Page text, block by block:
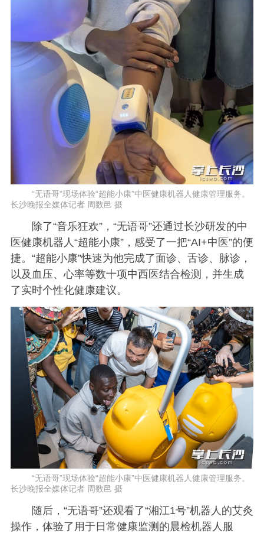
“无语哥”现场体验“超能小康”中医健康机器人健康管理服务。
长沙晚报全媒体记者 周数邑 摄
除了“音乐狂欢”，“无语哥”还通过长沙研发的中
医健康机器人“超能小康”，感受了一把“AI+中医”的便
捷。“超能小康”快速为他完成了面诊、舌诊、脉诊，
以及血压、心率等数十项中西医结合检测，并生成
了实时个性化健康建议。
“无语哥”现场体验“超能小康”中医健康机器人健康管理服务。
长沙晚报全媒体记者 周数邑 摄
随后，“无语哥”还观看了“湘江1号”机器人的艾灸
操作，体验了用于日常健康监测的晨检机器人服